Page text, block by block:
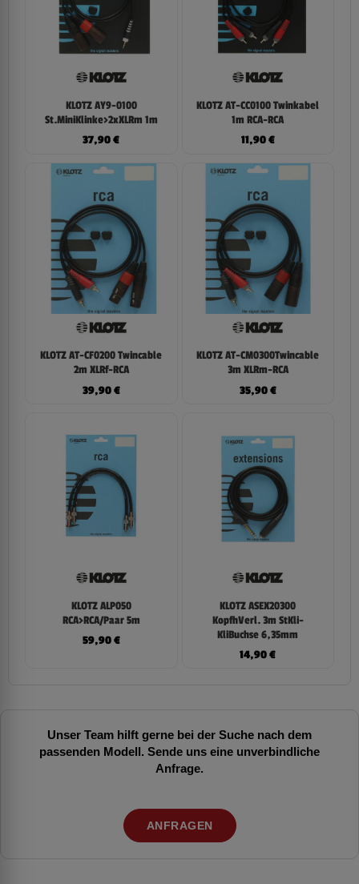
KLOTZ AY9-0100
St.MiniKlinke>2xXLRm 1m
37,90€
KLOTZ AT-CC0100 Twinkabel
1m RCA-RCA
11,90€
KLOTZ AT-CF0200 Twincable
2m XLRf-RCA
39,90€
KLOTZ AT-CM0300Twincable
3m XLRm-RCA
35,90€
KLOTZ ALP050
RCA>RCA/Paar 5m
59,90€
KLOTZ ASEX20300
KopfhVerl. 3m StKli-
KliBuchse 6,35mm
14,90€
Unser Team hilft gerne bei der Suche nach dem
passenden Modell. Sende uns eine unverbindliche
Anfrage.
ANFRAGEN